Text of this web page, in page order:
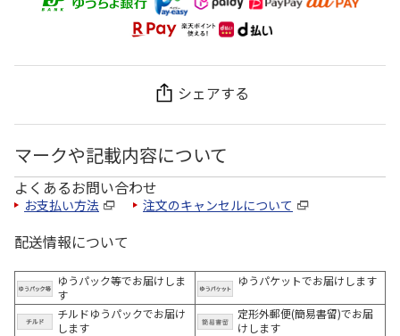
シェアする
マークや記載内容について
よくあるお問い合わせ
お支払い方法 注文のキャンセルについて
配送情報について
ゆうパック等でお届けしま
す
ゆうパケットでお届けします
チルドゆうパックでお届け
します
定形外郵便(簡易書留)でお届
けします